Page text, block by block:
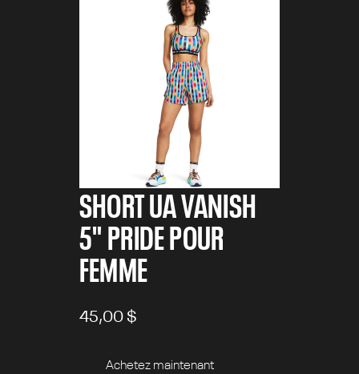
SHORT UA VANISH
5" PRIDE POUR
FEMME
45,00 $
Achetez maintenant